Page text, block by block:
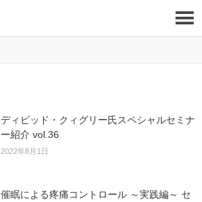
ディビッド・クィグリー氏スペシャルセミナ
ー紹介 vol.36
2022年8月1日
催眠による疼痛コントロール ～実践編～ セ